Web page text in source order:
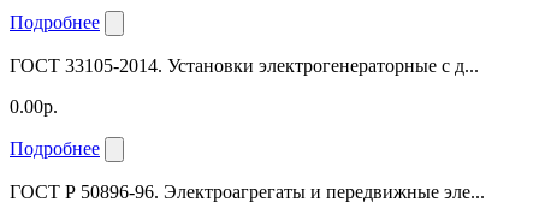
Подробнее
ГОСТ 33105-2014. Установки электрогенераторные с д...
0.00р.
Подробнее
ГОСТ Р 50896-96. Электроагрегаты и передвижные эле...